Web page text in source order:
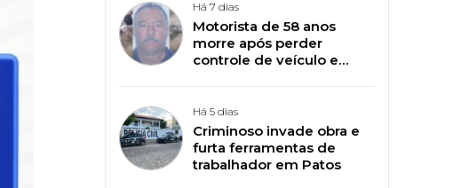
Há 7 dias
Motorista de 58 anos
morre após perder
controle de veículo e
Há 5 dias
Criminoso invade obra e
furta ferramentas de
trabalhador em Patos